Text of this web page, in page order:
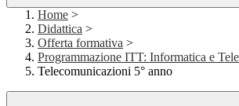
Home >
Didattica >
Offerta formativa >
Programmazione ITT: Informatica e
Telecomunicazioni 5° anno